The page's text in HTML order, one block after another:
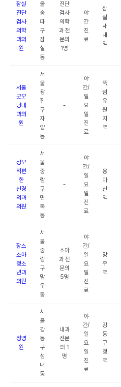
잠실
진단
검사
의학
과의
원
울
송
파
구
잠
실
동
진단
검사
의학
과 전
문의
1명
야
간
진
료
잠
실
새
내
역
서울
굿모
닝내
과의
원
서
울
광
진
구
자
양
동
-
야
간/
일
요
일
진
료
뚝
섬
유
원
지
역
성모
척편
한
신경
외과
의원
서
울
중
랑
구
면
목
동
-
야
간/
일
요
일
진
료
용
마
산
역
장스
소아
청소
년과
의원
서
울
중
랑
구
망
우
동
소아
과 전
문의
5명
야
간/
일
요
일
진
료
망
우
역
청병
원
서
울
강
동
구
성
내
동
내과
전문
의 1
명
야
간/
일
요
일
진
료
강
동
구
청
역